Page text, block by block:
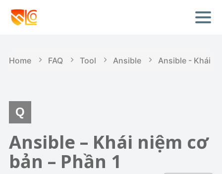
Home FAQ Tool Ansible Ansible - Khái
Ansible – Khái niệm cơ
bản – Phần 1